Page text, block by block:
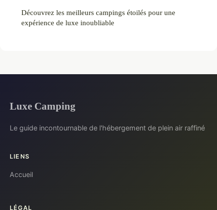
Découvrez les meilleurs campings étoilés pour une
expérience de luxe inoubliable
Luxe Camping
Le guide incontournable de l'hébergement de plein air raffiné
LIENS
Accueil
LÉGAL